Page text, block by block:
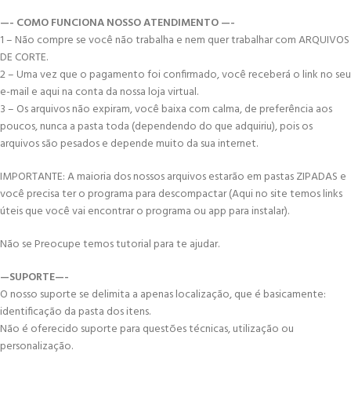
—- COMO FUNCIONA NOSSO ATENDIMENTO —-
1 – Não compre se você não trabalha e nem quer trabalhar com ARQUIVOS
DE CORTE.
2 – Uma vez que o pagamento foi confirmado, você receberá o link no seu
e-mail e aqui na conta da nossa loja virtual.
3 – Os arquivos não expiram, você baixa com calma, de preferência aos
poucos, nunca a pasta toda (dependendo do que adquiriu), pois os
arquivos são pesados e depende muito da sua internet.
IMPORTANTE: A maioria dos nossos arquivos estarão em pastas ZIPADAS e
você precisa ter o programa para descompactar (Aqui no site temos links
úteis que você vai encontrar o programa ou app para instalar).
Não se Preocupe temos tutorial para te ajudar.
—SUPORTE—-
O nosso suporte se delimita a apenas localização, que é basicamente:
identificação da pasta dos itens.
Não é oferecido suporte para questões técnicas, utilização ou
personalização.